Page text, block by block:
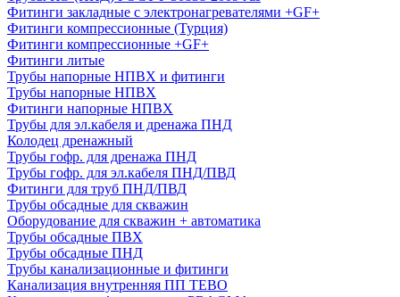
Фитинги закладные с электронагревателями +GF+
Фитинги компрессионные (Турция)
Фитинги компрессионные +GF+
Фитинги литые
Трубы напорные НПВХ и фитинги
Трубы напорные НПВХ
Фитинги напорные НПВХ
Трубы для эл.кабеля и дренажа ПНД
Колодец дренажный
Трубы гофр. для дренажа ПНД
Трубы гофр. для эл.кабеля ПНД/ПВД
Фитинги для труб ПНД/ПВД
Трубы обсадные для скважин
Оборудование для скважин + автоматика
Трубы обсадные ПВХ
Трубы обсадные ПНД
Трубы канализационные и фитинги
Канализация внутренняя ПП TEBO